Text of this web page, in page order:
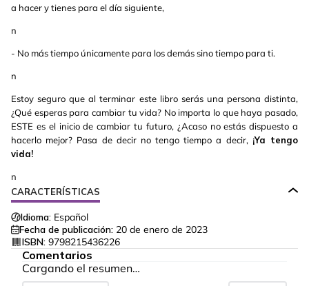
a hacer y tienes para el día siguiente,
n
- No más tiempo únicamente para los demás sino tiempo para ti.
n
Estoy seguro que al terminar este libro serás una persona distinta,
¿Qué esperas para cambiar tu vida? No importa lo que haya pasado,
ESTE es el inicio de cambiar tu futuro, ¿Acaso no estás dispuesto a
hacerlo mejor? Pasa de decir no tengo tiempo a decir, ¡Ya tengo
vida!
n
CARACTERÍSTICAS
Idioma: Español
Fecha de publicación: 20 de enero de 2023
ISBN: 9798215436226
Comentarios
Cargando el resumen…